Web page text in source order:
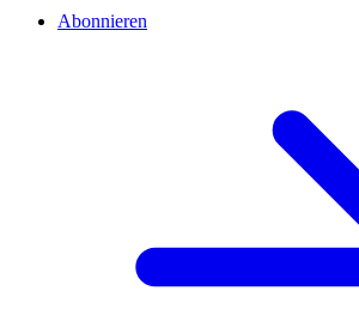
Abonnieren